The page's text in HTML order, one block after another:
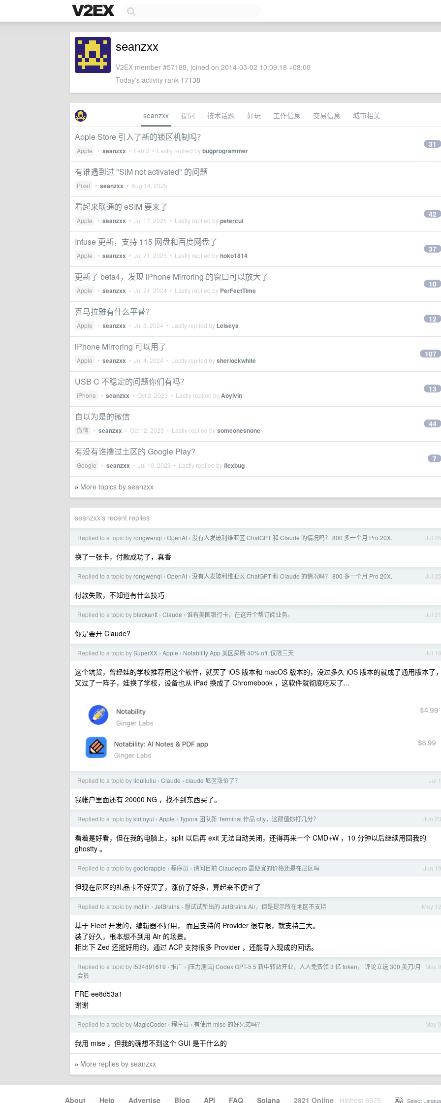
seanzxx
V2EX member #57188, joined on 2014-03-02 10:09:18 +08:00
Today's activity rank 17138
seanzxx 提问 技术话题 好玩 工作信息 交易信息 城市相关
Apple Store 引入了新的锁区机制吗？
Apple • seanzxx • Feb 3 • Lastly replied bybugprogrammer
31
有谁遇到过 "SIM not activated" 的问题
Pixel • seanzxx • Aug 14, 2025
看起来联通的 eSIM 要来了
Apple • seanzxx • Jul 17, 2025 • Lastly replied bypetercui
42
Infuse 更新，支持 115 网盘和百度网盘了
Apple • seanzxx • Jul 21, 2025 • Lastly replied byhoko1814
37
更新了 beta4，发现 iPhone Mirroring 的窗口可以放大了
Apple • seanzxx • Jul 24, 2024 • Lastly replied by PerFectTime
10
喜马拉雅有什么平替？
Apple • seanzxx • Jul 3, 2024 • Lastly replied by Leiseya
12
iPhone Mirroring 可以用了
Apple • seanzxx • Jul 4, 2024 • Lastly replied bysherlockwhite
107
USB C 不稳定的问题你们有吗？
iPhone • seanzxx • Oct 2, 2023 • Lastly replied byAoyivin
13
自以为是的微信
微信 • seanzxx • Oct 12, 2023 • Lastly replied bysomeonesnone
44
有没有谁撸过土区的 Google Play?
Google • seanzxx • Jul 10, 2023 • Lastly replied byflexbug
7
» More topics by seanzxx
seanzxx's recent replies
Jul 25
Replied to a topic by rongwenqi › OpenAI › 没有人发玻利维亚区 ChatGPT 和 Claude 的情况吗？ 800 多一个月 Pro 20X.
换了一张卡，付款成功了，真香
Jul 25
Replied to a topic by rongwenqi › OpenAI › 没有人发玻利维亚区 ChatGPT 和 Claude 的情况吗？ 800 多一个月 Pro 20X.
付款失败，不知道有什么技巧
Jul 21
Replied to a topic byblackantt › Claude › 谁有美国银行卡，在这开个帮订阅业务。
你是要开 Claude?
Jul 19
Replied to a topic bySuperXX › Apple › Notability App 美区买断 40% off, 仅限三天
这个坑货，曾经娃的学校推荐用这个软件，就买了 iOS 版本和 macOS 版本的，没过多久 iOS 版本的就成了通用版本了，
又过了一阵子，娃换了学校，设备也从 iPad 换成了 Chromebook ，这软件就彻底吃灰了...
Jul 1
Replied to a topic by liouliuliu › Claude › claude 尼区涨价了？
我帐户里面还有 20000 NG ，找不到东西买了。
Jun 23
Replied to a topic bykiritoyui › Apple › Typora 团队新 Terminal 作品 otty，这颜值你打几分？
看着是好看，但在我的电脑上，split 以后再 exit 无法自动关闭，还得再来一个 CMD+W ，10 分钟以后继续用回我的
ghostty 。
Jun 19
Replied to a topic bygodforapple › 程序员 › 请问目前 Claudepro 最便宜的价格还是在尼区吗
但现在尼区的礼品卡不好买了，涨价了好多，算起来不便宜了
May 12
Replied to a topic by mqllin › JetBrains › 想试试新出的 JetBrains Air，但是提示所在地区不支持
基于 Fleet 开发的，编辑器不好用， 而且支持的 Provider 很有限，就支持三大。
装了好久，根本想不到用 Air 的场景。
相比下 Zed 还挺好用的，通过 ACP 支持很多 Provider ，还能导入现成的回话。
May 9
Replied to a topic by l534891619 › 推广 › [压力测试] Codex GPT-5.5 新中转站开业，人人免费领 3 亿 token， 评论立送 300 美刀/月
会员
FRE-ee8d53a1
谢谢
May 9
Replied to a topic by MagicCoder › 程序员 › 有使用 mise 的好兄弟吗？
我用 mise ，但我的确想不到这个 GUI 是干什么的
» More replies by seanzxx
About · Help · Advertise · Blog · API · FAQ · Solana · 2821 Online Highest 6679 Select